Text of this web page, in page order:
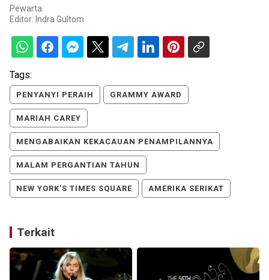
Pewarta:
Editor: Indra Gultom
Tags:
PENYANYI PERAIH GRAMMY AWARD
MARIAH CAREY
MENGABAIKAN KEKACAUAN PENAMPILANNYA
MALAM PERGANTIAN TAHUN
NEW YORK'S TIMES SQUARE AMERIKA SERIKAT
Terkait